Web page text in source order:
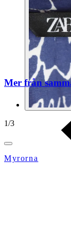
1/3
Myrorna
Mer från